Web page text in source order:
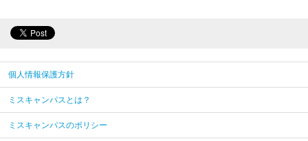
個人情報保護方針
ミスキャンパスとは？
ミスキャンパスのポリシー